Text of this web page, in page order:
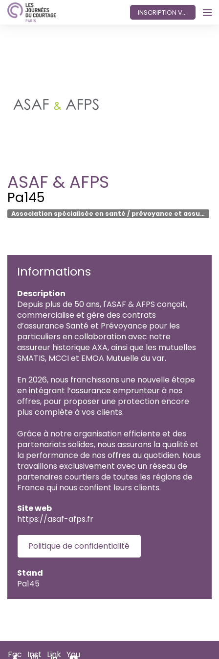
INSCRIPTION VISITEUR
ASAF & AFPS
Pa145
Association spécialisée en santé / prévoyance et assurance emprunteur
Informations
Description
Depuis plus de 50 ans, l'ASAF & AFPS conçoit,
commercialise et gère des contrats
d’assurance Santé et Prévoyance pour les
particuliers en collaboration avec notre
assureur historique AXA, ainsi que les mutuelles
SMATIS, MCCI et EMOA Mutuelle du var.
En 2026, nous franchissons une nouvelle étape
en intégrant l’assurance emprunteur à nos
offres, pour proposer une protection encore
plus complète à vos clients.
Grâce à notre organisation efficiente et des
partenariats solides, nous assurons la qualité et
la performance de nos offres au quotidien. Nous
travaillons exclusivement avec un réseau de
partenaires courtiers de toutes les régions de
France qui nous confient leurs clients.
Site web
https://asaf-afps.fr
Politique de confidentialité
Stand
Pa145
Fac Inst Link You